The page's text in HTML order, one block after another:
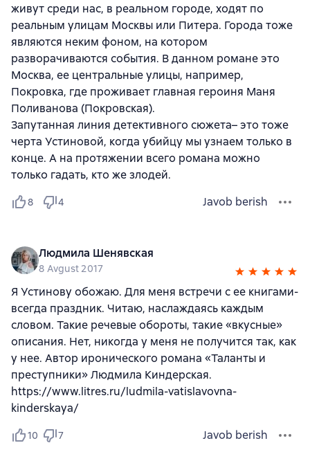
живут среди нас, в реальном городе, ходят по
реальным улицам Москвы или Питера. Города тоже
являются неким фоном, на котором
разворачиваются события. В данном романе это
Москва, ее центральные улицы, например,
Покровка, где проживает главная героиня Маня
Поливанова (Покровская).
Запутанная линия детективного сюжета– это тоже
черта Устиновой, когда убийцу мы узнаем только в
конце. А на протяжении всего романа можно
только гадать, кто же злодей.
8 4 Javob berish
Людмила Шенявская
8 Avgust 2017
Я Устинову обожаю. Для меня встречи с ее книгами-
всегда праздник. Читаю, наслаждаясь каждым
словом. Такие речевые обороты, такие «вкусные»
описания. Нет, никогда у меня не получится так, как
у нее. Автор иронического романа «Таланты и
преступники» Людмила Киндерская.
https://www.litres.ru/ludmila-vatislavovna-
kinderskaya/
10 7 Javob berish